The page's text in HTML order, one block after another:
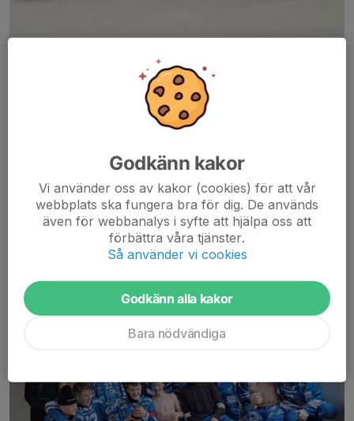
Ännu en gång lyckas detta lag med framgång i cupspel. 8-9
mars har Mästarcupen avgjorts i Göteborg där vi tillslut stod
som 3:dje pristagare efter 6 vinster, 1 oavgjord och enbart
Läs mer
Serie 2:a, P16 Regional Mitt säsongen
23 feb 2025 1 kommentar
Godkänn kakor
Vi använder oss av kakor (cookies) för att vår
webbplats ska fungera bra för dig. De används
även för webbanalys i syfte att hjälpa oss att
förbättra våra tjänster.
Så använder vi cookies
Godkänn alla kakor
Bara nödvändiga